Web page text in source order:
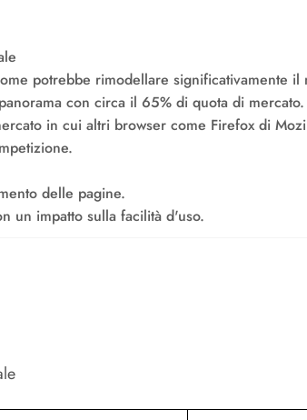
potrebbe rimodellare significativamente il
con circa il 65% di quota di
in cui altri browser come Firefox di
delle pagine.
un impatto sulla facilità d'uso.